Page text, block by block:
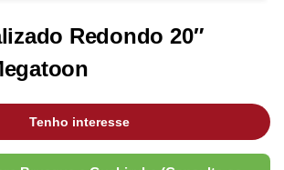
Redondo 20″
Tenho interesse